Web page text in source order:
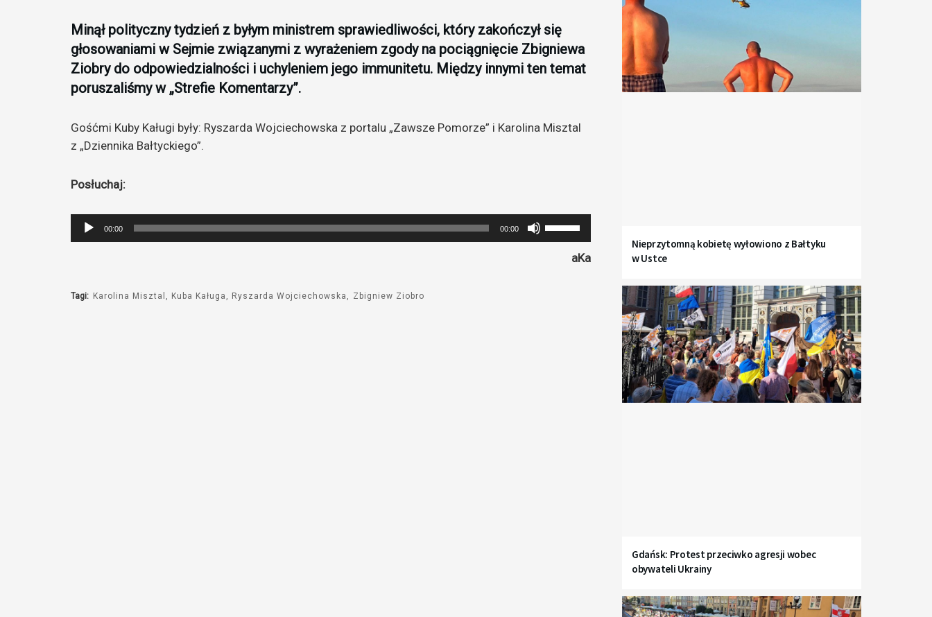
Minął polityczny tydzień z byłym ministrem sprawiedliwości, który zakończył się
głosowaniami w Sejmie związanymi z wyrażeniem zgody na pociągnięcie Zbigniewa
Ziobry do odpowiedzialności i uchyleniem jego immunitetu. Między innymi ten temat
poruszaliśmy w „Strefie Komentarzy”.
Gośćmi Kuby Kaługi były: Ryszarda Wojciechowska z portalu „Zawsze Pomorze” i Karolina Misztal
z „Dziennika Bałtyckiego”.
Posłuchaj:
Odtwarzacz
plików
00:00 00:00
strzałek
aKa
Tagi: Karolina Misztal Kuba Kaługa Ryszarda Wojciechowska Zbigniew Ziobro
Nieprzytomną kobietę wyłowiono z Bałtyku
w Ustce
Gdańsk: Protest przeciwko agresji wobec
obywateli Ukrainy